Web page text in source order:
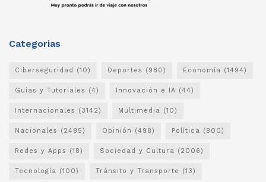
Categorias
Ciberseguridad (10) Deportes (980) Economía (1494)
Guías y Tutoriales (4) Innovación e IA (44)
Internacionales (3142) Multimedia (10)
Nacionales (2485) Opinión (498) Política (800)
Redes y Apps (18) Sociedad y Cultura (2006)
Tecnología (100) Tránsito y Transporte (13)